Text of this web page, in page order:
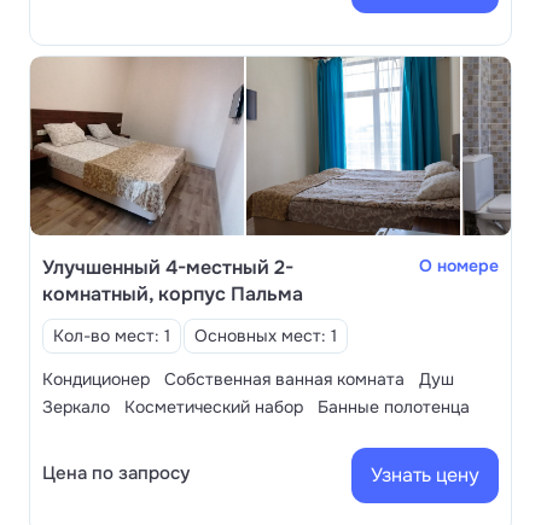
Улучшенный 4-местный 2-
комнатный, корпус Пальма
О номере
Кол-во мест: 1
Основных мест: 1
Кондиционер
Собственная ванная комната
Душ
Зеркало
Косметический набор Банные полотенца
Цена по запросу Узнать цену